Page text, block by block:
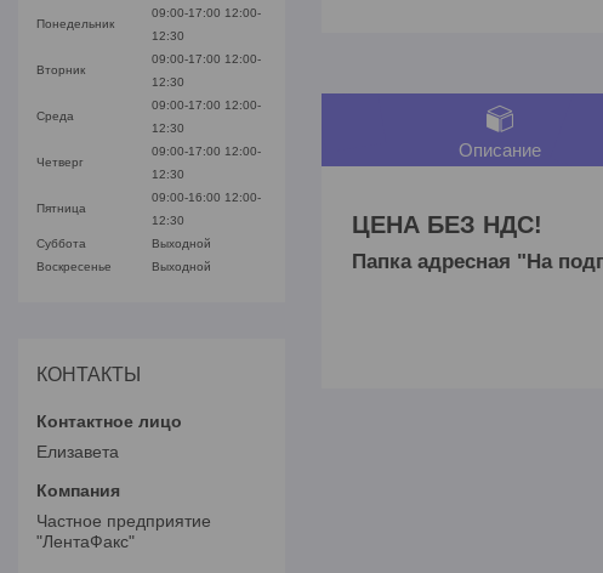
Описание
ЦЕНА БЕЗ НДС!
Папка адресная "На
Понедельник
09:00-17:00 12:00-
12:30
Вторник
09:00-17:00 12:00-
12:30
Среда
09:00-17:00 12:00-
12:30
Четверг
09:00-17:00 12:00-
12:30
Пятница
09:00-16:00 12:00-
12:30
Суббота
Выходной
Воскресенье
Выходной
КОНТАКТЫ
Елизавета
Частное предприятие
"ЛентаФакс"